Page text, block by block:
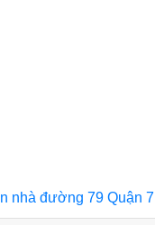
nhà đường 79 Quận 7